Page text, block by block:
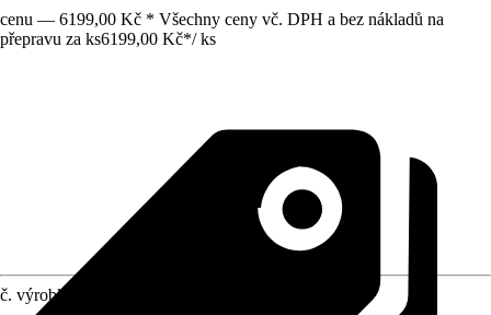
cenu — 6199,00 Kč * Všechny ceny vč. DPH a bez nákladů na
přepravu za ks6199,00 Kč*/ ks
č. výrobku